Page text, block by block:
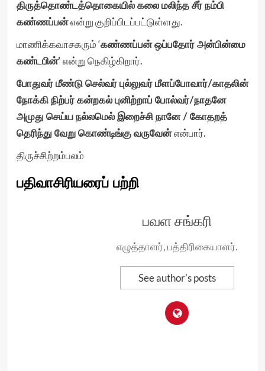
திருத்தொண்டத்தொகையில் கலை மலிந்த சீர் நம்பி
கண்ணப்பன்என்று குறிப்பிடப்பட்டுள்ளது.
மாணிக்கவாசகரும் ‘கண்ணப்பன் ஒப்பதோர் அன்பின்மை
கண்டபின்’ என்று நெகிழ்கிறார்.
போதுவர் மீண்டு செல்வர் புல்லுவர் மீளப்போவார்/காதலின்
நோக்கி நிற்பர் கன்றகல் புனிற்றாப் போல்வர்/நாதனே
அமுது செய்ய நல்லமெல் இறைச்சி நானே / கோதறத்
தெரிந்து வேறு கொண்டிங்கு வருவேன்என்பார்.
திருச்சிற்றம்பலம்
பதிவாசிரியரைப் பற்றி
பவள சங்கரி
எழுத்தாளர், பத்திரிகையாளர்.
See author's posts